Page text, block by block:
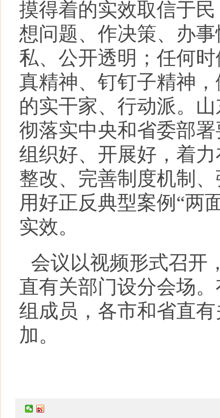
摸得着的实效取信于
想问题、作决策、办
私、公开透明；任何
真精神、钉钉子精神
的实干家、行动派。
彻落实中央和省委部
组织好、开展好，着
整改、完善制度机制
用好正反典型案例“两
实效。
会议以视频形式召开
直有关部门设分会场
组成员，各市和省直
加。